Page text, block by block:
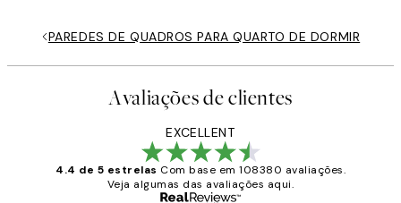
PAREDES DE QUADROS PARA QUARTO DE DORMIR
Avaliações de clientes
EXCELLENT
4.4 de 5 estrelas Com base em 108380 avaliações.
Veja algumas das avaliações aqui.